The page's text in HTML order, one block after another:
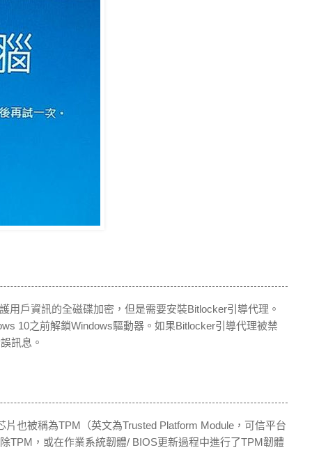
戶資訊的全磁碟加密，但是需要安裝Bitlocker引導代理。
10之前解鎖Windows驅動器。如果Bitlocker引導代理被禁
訊息。
也被稱為TPM（英文為Trusted Platform Module，可信平台
TPM，或在作業系統韌體/ BIOS更新過程中進行了TPM韌體